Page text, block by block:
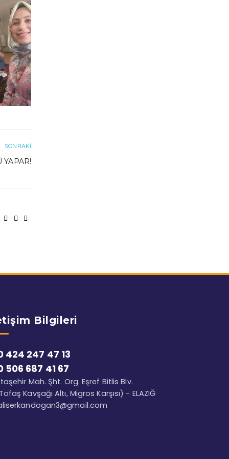
SONRAKI
YAPAR!
Bilgileri
424 247 47 13
506 687 41 67
Mah. Şht. Org. Eşref Bitlis Blv.
Kavşağı Altı, Migros Karşısı) - ELAZIĞ